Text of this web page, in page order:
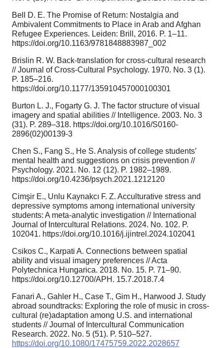
Bell D. E. The Promise of Return: Nostalgia and
Ambivalent Commitments to Place in Arab and Afghan
Refugee Experiences. Leiden: Brill, 2016. P. 1–11.
https://doi.org/10.1163/9781848883987_002
Brislin R. W. Back-translation for cross-cultural research
// Journal of Cross-Cultural Psychology. 1970. No. 3 (1).
P. 185–216.
https://doi.org/10.1177/135910457000100301
Burton L. J., Fogarty G. J. The factor structure of visual
imagery and spatial abilities // Intelligence. 2003. No. 3
(31). P. 289–318. https://doi.org/10.1016/S0160-
2896(02)00139-3
Chen S., Fang S., He S. Analysis of college students’
mental health and suggestions on crisis prevention //
Psychology. 2021. No. 12 (12). P. 1982–1989.
https://doi.org/10.4236/psych.2021.1212120
Cimşir E., Unlu Kaynakcı F. Z. Acculturative stress and
depressive symptoms among international university
students: A meta-analytic investigation // International
Journal of Intercultural Relations. 2024. No. 102. P.
102041. https://doi.org/10.1016/j.ijintrel.2024.102041
Csikos C., Karpati A. Connections between spatial
ability and visual imagery preferences // Acta
Polytechnica Hungarica. 2018. No. 15. P. 71–90.
https://doi.org/10.12700/APH. 15.7.2018.7.4
Fanari A., Gahler H., Case T., Gim H., Harwood J. Study
abroad soundtracks: Exploring the role of music in cross-
cultural (re)adaptation among U.S. and international
students // Journal of Intercultural Communication
Research. 2022. No. 5 (51). P. 510–527.
https://doi.org/10.1080/17475759.2022.2028657